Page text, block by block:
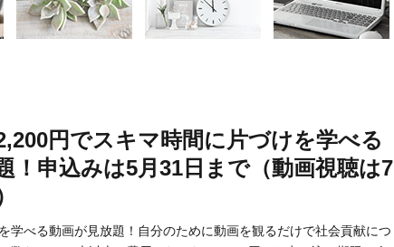
円でスキマ時間に片づけを学べる
！申込みは5月31日まで（動画視聴は7
学べる動画が見放題！自分のために動画を観るだけで社会貢献につ